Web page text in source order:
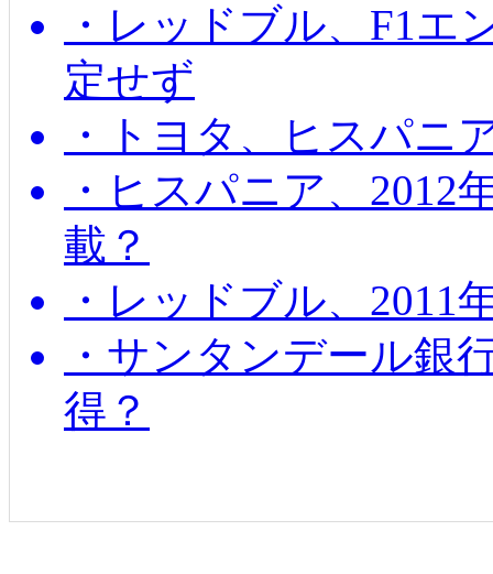
・レッドブル、F1エ
定せず
・トヨタ、ヒスパニ
・ヒスパニア、2012
載？
・レッドブル、2011
・サンタンデール銀
得？